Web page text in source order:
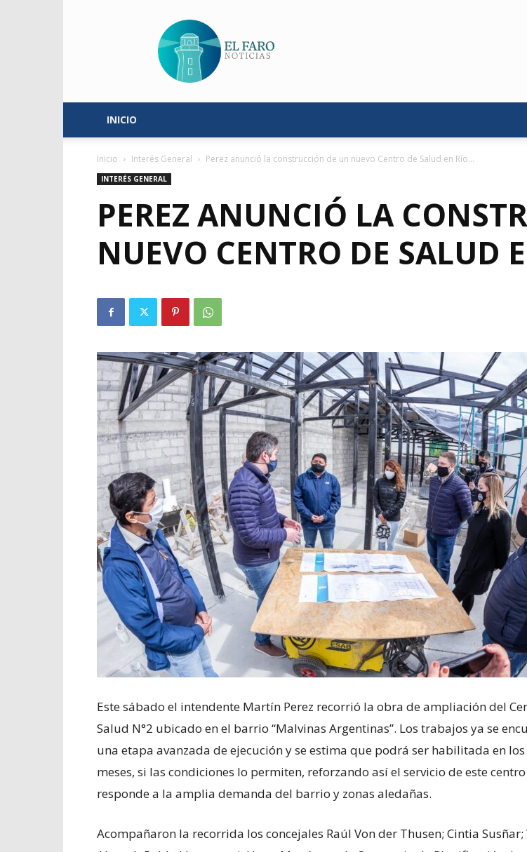
Faro
Noticias
INICIO
Inicio Interés General Perez anunció la construcción de un nuevo Centro de Salud en Río...
INTERÉS GENERAL
PEREZ ANUNCIÓ LA
NUEVO CENTRO DE SALUD
Este sábado el intendente Martín Perez recorrió la obra de ampliación del
Salud N°2 ubicado en el barrio “Malvinas Argentinas”. Los trabajos ya se
una etapa avanzada de ejecución y se estima que podrá ser habilitada en
meses, si las condiciones lo permiten, reforzando así el servicio de este
responde a la amplia demanda del barrio y zonas aledañas.
Acompañaron la recorrida los concejales Raúl Von der Thusen; Cintia